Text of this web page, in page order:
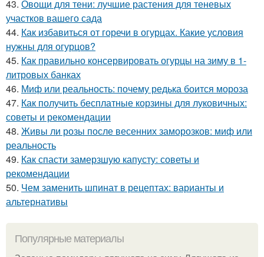
43. Овощи для тени: лучшие растения для теневых
участков вашего сада
44. Как избавиться от горечи в огурцах. Какие условия
нужны для огурцов?
45. Как правильно консервировать огурцы на зиму в 1-
литровых банках
46. Миф или реальность: почему редька боится мороза
47. Как получить бесплатные корзины для луковичных:
советы и рекомендации
48. Живы ли розы после весенних заморозков: миф или
реальность
49. Как спасти замерзшую капусту: советы и
рекомендации
50. Чем заменить шпинат в рецептах: варианты и
альтернативы
Популярные материалы